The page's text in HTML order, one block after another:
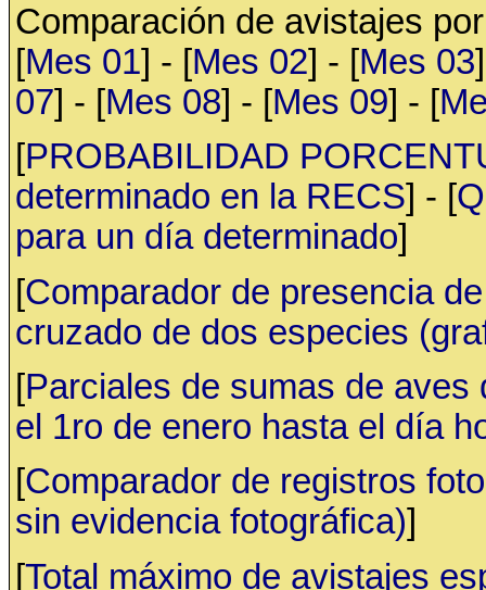
Comparación de avistajes
[Mes 01] - [Mes 02] - [Mes 03
07] - [Mes 08] - [Mes 09] - [
[PROBABILIDAD
determinado en la RECS] - [
para un día determinado]
[Comparador de presencia
cruzado de dos especies
[Parciales de sumas de
el 1ro de enero hasta el día
[Comparador de registros
sin evidencia fotográfica)]
[Total máximo de avistajes